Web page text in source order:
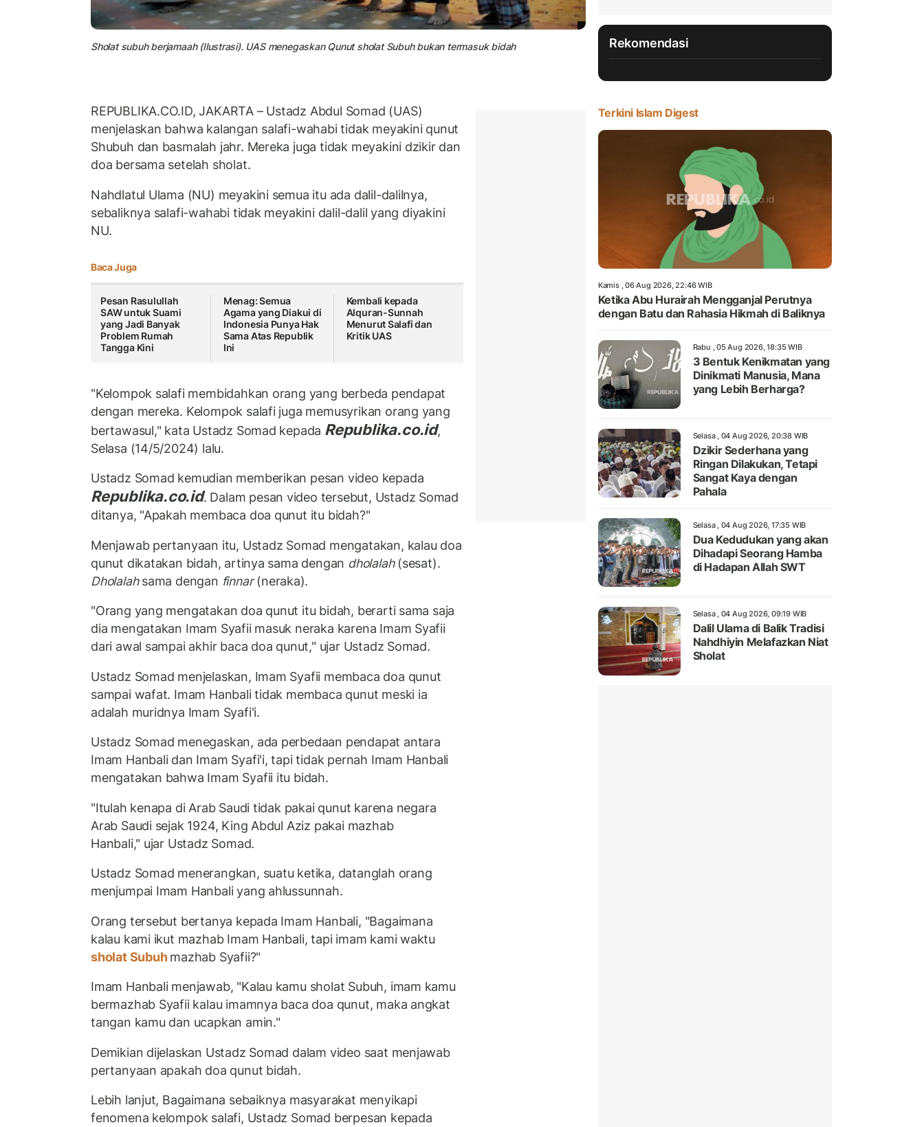
Sholat subuh berjamaah (Ilustrasi). UAS menegaskan Qunut sholat Subuh bukan termasuk bidah
REPUBLIKA.CO.ID, JAKARTA – Ustadz Abdul Somad (UAS)
menjelaskan bahwa kalangan salafi-wahabi tidak meyakini qunut
Shubuh dan basmalah jahr. Mereka juga tidak meyakini dzikir dan
doa bersama setelah sholat.
Nahdlatul Ulama (NU) meyakini semua itu ada dalil-dalilnya,
sebaliknya salafi-wahabi tidak meyakini dalil-dalil yang diyakini
NU.
Baca Juga
Pesan Rasulullah
SAW untuk Suami
yang Jadi Banyak
Problem Rumah
Tangga Kini
Menag: Semua
Agama yang Diakui di
Indonesia Punya Hak
Sama Atas Republik
Ini
Kembali kepada
Alquran-Sunnah
Menurut Salafi dan
Kritik UAS
"Kelompok salafi membidahkan orang yang berbeda pendapat
dengan mereka. Kelompok salafi juga memusyrikan orang yang
bertawasul," kata Ustadz Somad kepada Republika.co.id,
Selasa (14/5/2024) lalu.
Ustadz Somad kemudian memberikan pesan video kepada
Republika.co.id. Dalam pesan video tersebut, Ustadz Somad
ditanya, "Apakah membaca doa qunut itu bidah?"
Menjawab pertanyaan itu, Ustadz Somad mengatakan, kalau doa
qunut dikatakan bidah, artinya sama dengan dholalah(sesat).
Dholalahsama dengan finnar(neraka).
"Orang yang mengatakan doa qunut itu bidah, berarti sama saja
dia mengatakan Imam Syafii masuk neraka karena Imam Syafii
dari awal sampai akhir baca doa qunut," ujar Ustadz Somad.
Ustadz Somad menjelaskan, Imam Syafii membaca doa qunut
sampai wafat. Imam Hanbali tidak membaca qunut meski ia
adalah muridnya Imam Syafi'i.
Ustadz Somad menegaskan, ada perbedaan pendapat antara
Imam Hanbali dan Imam Syafi'i, tapi tidak pernah Imam Hanbali
mengatakan bahwa Imam Syafii itu bidah.
"Itulah kenapa di Arab Saudi tidak pakai qunut karena negara
Arab Saudi sejak 1924, King Abdul Aziz pakai mazhab
Hanbali," ujar Ustadz Somad.
Ustadz Somad menerangkan, suatu ketika, datanglah orang
menjumpai Imam Hanbali yang ahlussunnah.
Orang tersebut bertanya kepada Imam Hanbali, "Bagaimana
kalau kami ikut mazhab Imam Hanbali, tapi imam kami waktu
sholat Subuhmazhab Syafii?"
Imam Hanbali menjawab, "Kalau kamu sholat Subuh, imam kamu
bermazhab Syafii kalau imamnya baca doa qunut, maka angkat
tangan kamu dan ucapkan amin."
Demikian dijelaskan Ustadz Somad dalam video saat menjawab
pertanyaan apakah doa qunut bidah.
Lebih lanjut, Bagaimana sebaiknya masyarakat menyikapi
fenomena kelompok salafi, Ustadz Somad berpesan kepada
Rekomendasi
Terkini Islam Digest
Kamis , 06 Aug 2026, 22:46 WIB
Ketika Abu Hurairah Mengganjal Perutnya
dengan Batu dan Rahasia Hikmah di Baliknya
Rabu , 05 Aug 2026, 18:35 WIB
3 Bentuk Kenikmatan yang
Dinikmati Manusia, Mana
yang Lebih Berharga?
Selasa , 04 Aug 2026, 20:38 WIB
Dzikir Sederhana yang
Ringan Dilakukan, Tetapi
Sangat Kaya dengan
Pahala
Selasa , 04 Aug 2026, 17:35 WIB
Dua Kedudukan yang akan
Dihadapi Seorang Hamba
di Hadapan Allah SWT
Selasa , 04 Aug 2026, 09:19 WIB
Dalil Ulama di Balik Tradisi
Nahdhiyin Melafazkan Niat
Sholat